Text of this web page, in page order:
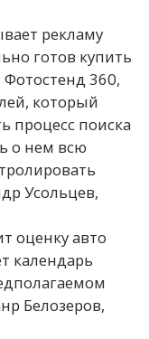
рекламу
готов купить
Фотостенд 360,
который
процесс поиска
о нем всю
Усольцев,
оценку авто
календарь
Белозеров,